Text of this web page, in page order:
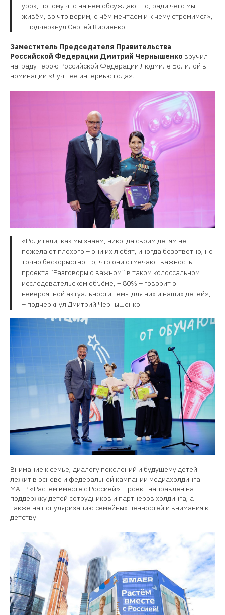
урок, потому что на нём обсуждают то, ради чего мы
живём, во что верим, о чём мечтаем и к чему стремимся»,
– подчеркнул Сергей Кириенко.
Заместитель Председателя Правительства
Российской Федерации Дмитрий Чернышенко вручил
награду герою Российской Федерации Людмиле Болилой в
номинации «Лучшее интервью года».
«Родители, как мы знаем, никогда своим детям не
пожелают плохого – они их любят, иногда безответно, но
точно бескорыстно. То, что они отмечают важность
проекта “Разговоры о важном” в таком колоссальном
исследовательском объёме, – 80% – говорит о
невероятной актуальности темы для них и наших детей»,
– подчеркнул Дмитрий Чернышенко.
Внимание к семье, диалогу поколений и будущему детей
лежит в основе и федеральной кампании медиахолдинга
МАЕР «Растем вместе с Россией». Проект направлен на
поддержку детей сотрудников и партнеров холдинга, а
также на популяризацию семейных ценностей и внимания к
детству.